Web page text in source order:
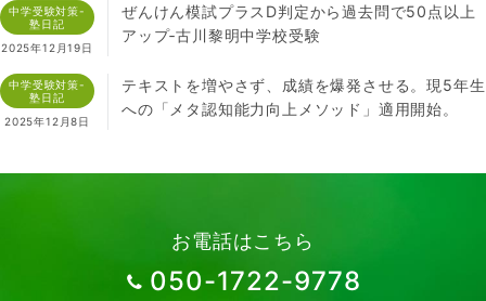
中学受験対策-
塾日記
2025年12月19日
ぜんけん模試プラスD判定から過去問で50点以上
アップ‐古川黎明中学校受験
中学受験対策-
塾日記
2025年12月8日
テキストを増やさず、成績を爆発させる。現5年生
への「メタ認知能力向上メソッド」適用開始。
お電話はこちら
050-1722-9778